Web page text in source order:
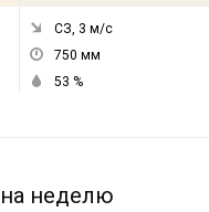
СЗ, 3 м/с
750 мм
53 %
неделю